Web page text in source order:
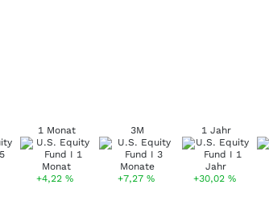
1 Monat
+4,22%
3M
+7,27 %
1 Jahr
+30,02 %